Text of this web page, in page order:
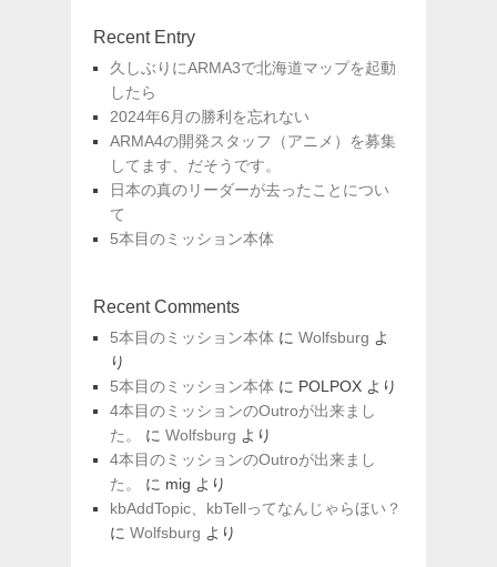
ョ
ン
Recent Entry
久しぶりにARMA3で北海道マップを起動
したら
2024年6月の勝利を忘れない
ARMA4の開発スタッフ（アニメ）を募集
してます、だそうです。
日本の真のリーダーが去ったことについ
て
5本目のミッション本体
Recent Comments
5本目のミッション本体 に Wolfsburg よ
り
5本目のミッション本体 に POLPOX より
4本目のミッションのOutroが出来まし
た。
に Wolfsburg より
4本目のミッションのOutroが出来まし
た。
に mig より
kbAddTopic、kbTellってなんじゃらほい？
に Wolfsburg より